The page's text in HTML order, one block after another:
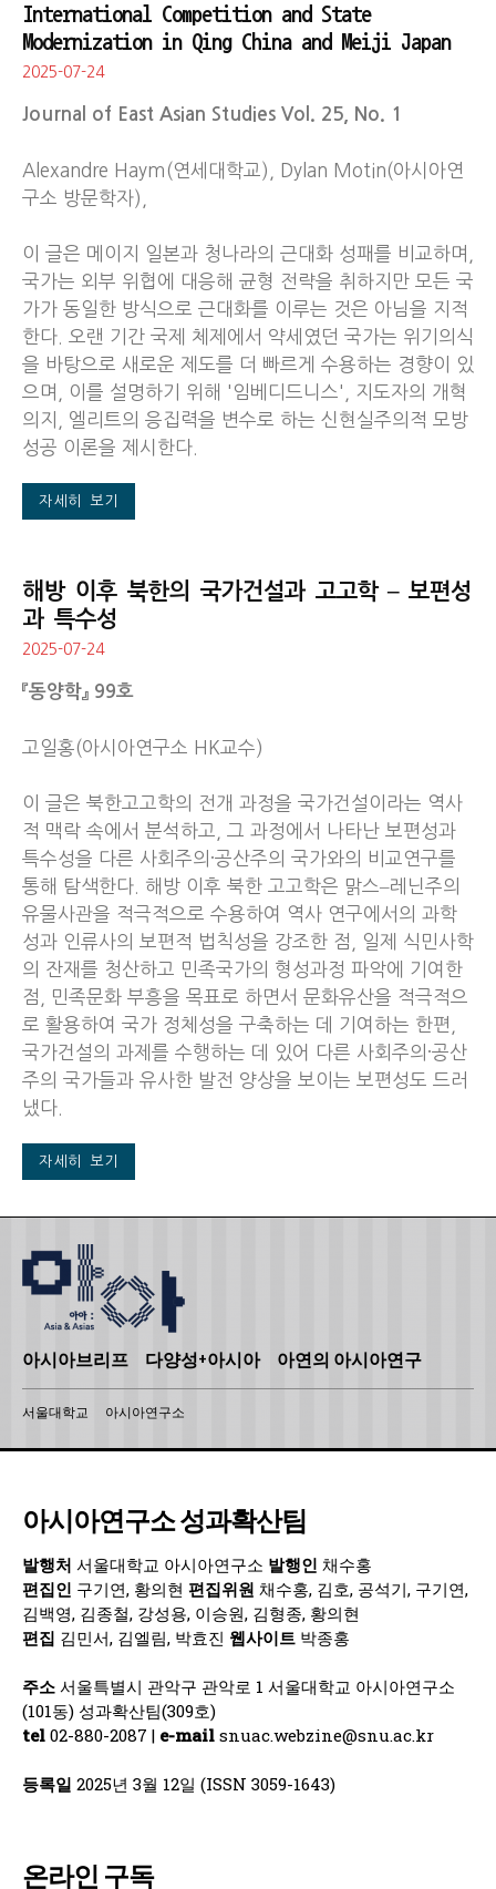
International Competition and State
Modernization in Qing China and Meiji Japan
2025-07-24
Journal of East Asian Studies Vol. 25, No. 1
Alexandre Haym(연세대학교), Dylan Motin(아시아연
구소 방문학자),
이 글은 메이지 일본과 청나라의 근대화 성패를 비교하며,
국가는 외부 위협에 대응해 균형 전략을 취하지만 모든 국
가가 동일한 방식으로 근대화를 이루는 것은 아님을 지적
한다. 오랜 기간 국제 체제에서 약세였던 국가는 위기의식
을 바탕으로 새로운 제도를 더 빠르게 수용하는 경향이 있
으며, 이를 설명하기 위해 '임베디드니스', 지도자의 개혁
의지, 엘리트의 응집력을 변수로 하는 신현실주의적 모방
성공 이론을 제시한다.
자세히 보기
해방 이후 북한의 국가건설과 고고학 ‒ 보편성
과 특수성
2025-07-24
『동양학』 99호
고일홍(아시아연구소 HK교수)
이 글은 북한고고학의 전개 과정을 국가건설이라는 역사
적 맥락 속에서 분석하고, 그 과정에서 나타난 보편성과
특수성을 다른 사회주의·공산주의 국가와의 비교연구를
통해 탐색한다. 해방 이후 북한 고고학은 맑스‒레닌주의
유물사관을 적극적으로 수용하여 역사 연구에서의 과학
성과 인류사의 보편적 법칙성을 강조한 점, 일제 식민사학
의 잔재를 청산하고 민족국가의 형성과정 파악에 기여한
점, 민족문화 부흥을 목표로 하면서 문화유산을 적극적으
로 활용하여 국가 정체성을 구축하는 데 기여하는 한편,
국가건설의 과제를 수행하는 데 있어 다른 사회주의·공산
주의 국가들과 유사한 발전 양상을 보이는 보편성도 드러
냈다.
자세히 보기
아시아브리프 다양성+아시아 아연의 아시아연구
서울대학교 아시아연구소
아시아연구소 성과확산팀
발행처 서울대학교 아시아연구소 발행인 채수홍
편집인 구기연, 황의현 편집위원 채수홍, 김호, 공석기, 구기연,
김백영, 김종철, 강성용, 이승원, 김형종, 황의현
편집 김민서, 김엘림, 박효진 웹사이트 박종홍
주소 서울특별시 관악구 관악로 1 서울대학교 아시아연구소
(101동) 성과확산팀(309호)
tel 02-880-2087 | e-mail snuac.webzine@snu.ac.kr
등록일 2025년 3월 12일 (ISSN 3059-1643)
온라인 구독